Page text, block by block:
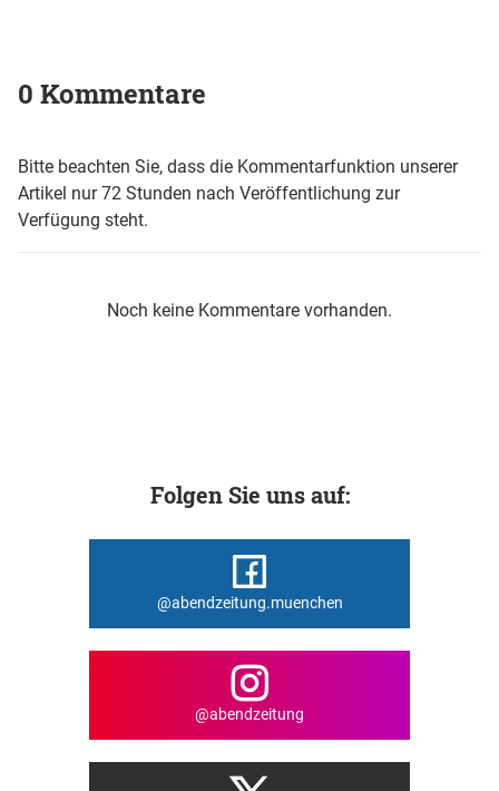
0 Kommentare
Bitte beachten Sie, dass die Kommentarfunktion unserer
Artikel nur 72 Stunden nach Veröffentlichung zur
Verfügung steht.
Noch keine Kommentare vorhanden.
Folgen Sie uns auf:
@abendzeitung.muenchen
@abendzeitung